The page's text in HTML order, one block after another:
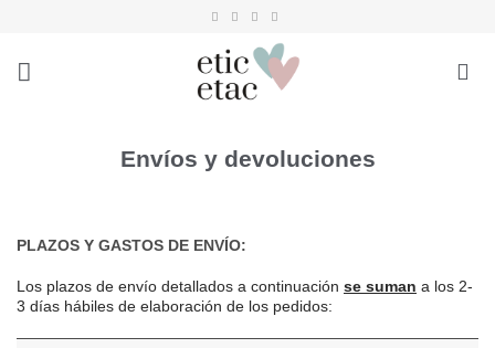
Envíos y devoluciones
PLAZOS Y GASTOS DE ENVÍO:
Los plazos de envío detallados a continuación se suman a los 2-
3 días hábiles de elaboración de los pedidos: